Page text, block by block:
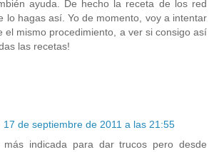
ayuda. De hecho la receta de los red
lo hagas así. Yo de momento, voy a intentar
el mismo procedimiento, a ver si consigo así
las recetas!
17 de septiembre de 2011 a las 21:55
indicada para dar trucos pero desde